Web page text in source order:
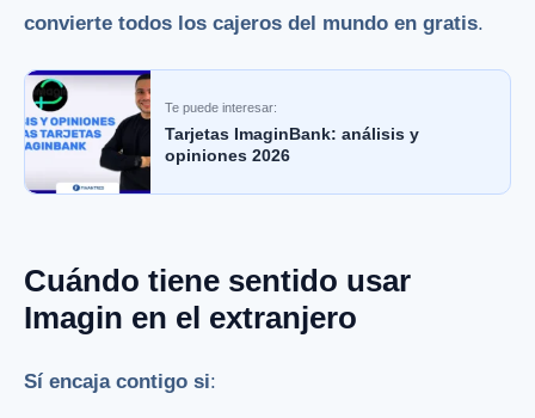
convierte todos los cajeros del mundo en gratis.
Te puede interesar:
Tarjetas ImaginBank: análisis y
opiniones 2026
Cuándo tiene sentido usar
Imagin en el extranjero
Sí encaja contigo si: